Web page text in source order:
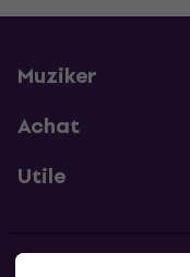
Muziker
Achat
Utile